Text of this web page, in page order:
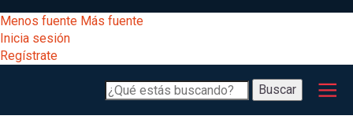
al
contenido
principal
[Educarchile
Menos fuente Más fuente
Inicia sesión
Regístrate
Buscar
Buscar
Menú
Desarrollo
Expand